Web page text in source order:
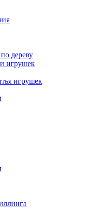
дереву
игрушек
игрушек